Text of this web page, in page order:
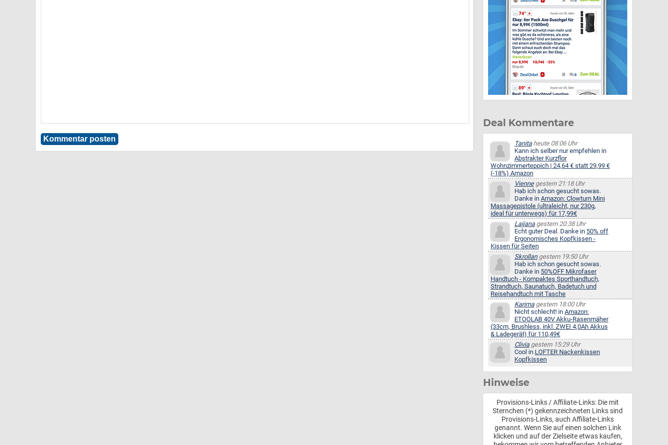
Deal Kommentare
Tanitaheute 08:06 Uhr
Kann ich selber nur empfehlen in
Abstrakter Kurzflor
Wohnzimmerteppich | 24,64 € statt 29,99 €
(-18%) Amazon
Viennegestern 21:18 Uhr
Hab ich schon gesucht sowas.
Danke in Amazon: Clowturn Mini
Massagepistole (ultraleicht, nur 230g,
ideal für unterwegs) für 17,99€
Laijanagestern 20:38 Uhr
Echt guter Deal. Danke in 50% off
Ergonomisches Kopfkissen -
Kissen für Seiten
Skrollangestern 19:50 Uhr
Hab ich schon gesucht sowas.
Danke in 50%OFF Mikrofaser
Handtuch - Kompaktes Sporthandtuch,
Strandtuch, Saunatuch, Badetuch und
Reisehandtuch mit Tasche
Karimagestern 18:00 Uhr
Nicht schlecht! in Amazon:
ETOOLAB 40V Akku-Rasenmäher
(33cm, Brushless, inkl. ZWEI 4,0Ah Akkus
& Ladegerät) für 110,49€
Cliviagestern 15:29 Uhr
Cool in LOFTER Nackenkissen
Kopfkissen
Hinweise
Provisions-Links / Affiliate-Links: Die mit
Sternchen (*) gekennzeichneten Links sind
Provisions-Links, auch Affiliate-Links
genannt. Wenn Sie auf einen solchen Link
klicken und auf der Zielseite etwas kaufen,